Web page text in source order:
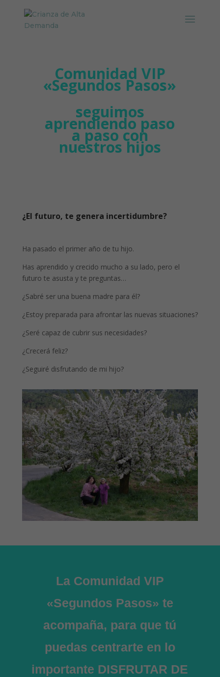
Comunidad VIP
«Segundos Pasos»
seguimos
aprendiendo paso
a paso con
nuestros hijos
¿El futuro, te genera incertidumbre?
Ha pasado el primer año de tu hijo.
Has aprendido y crecido mucho a su lado, pero el
futuro te asusta y te preguntas…
¿Sabré ser una buena madre para él?
¿Estoy preparada para afrontar las nuevas situaciones?
¿Seré capaz de cubrir sus necesidades?
¿Crecerá feliz?
¿Seguiré disfrutando de mi hijo?
La Comunidad VIP
«Segundos Pasos» te
acompaña, para que tú
puedas centrarte en lo
importante DISFRUTAR DE